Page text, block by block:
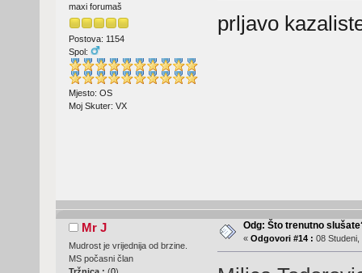
maxi forumaš
Postova: 1154
Spol:
Mjesto: OS
Moj Skuter: VX
prljavo
Mr J
Mudrost je vrijednija od brzine.
MS počasni član
Odg: Što trenutno
« Odgovori #14 : 08